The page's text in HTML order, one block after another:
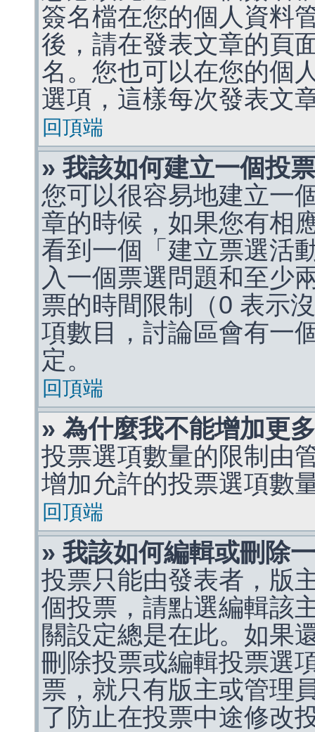
簽名檔在您的個人資料
後，請在發表文章的頁
名。您也可以在您的個
選項，這樣每次發表文
回頂端
» 我該如何建立一個投
您可以很容易地建立一
章的時候，如果您有相
看到一個「建立票選活
入一個票選問題和至少
票的時間限制（0 表示
項數目，討論區會有一
定。
回頂端
» 為什麼我不能增加更
投票選項數量的限制由
增加允許的投票選項數
回頂端
» 我該如何編輯或刪除
投票只能由發表者，版
個投票，請點選編輯該
關設定總是在此。如果
刪除投票或編輯投票選
票，就只有版主或管理
了防止在投票中途修改